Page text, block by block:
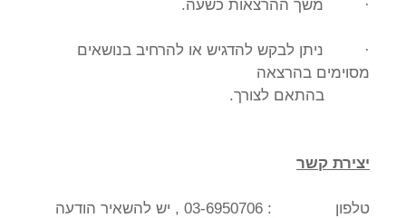
· משך ההרצאות כשעה.
· ניתן לבקש להדגיש או להרחיב בנושאים
מסוימים בהרצאה
בהתאם לצורך.
יצירת קשר
טלפון : 03-6950706 , יש להשאיר הודעה